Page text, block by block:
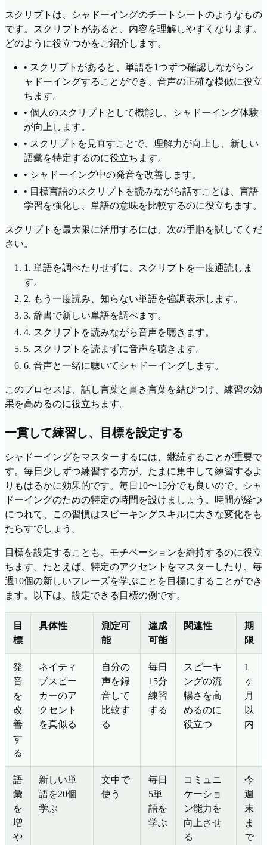
スクリプトは、シャドーイングのチートシートのようなもの
です。スクリプトがあると、内容を理解しやすくなります。
どのように役立つかをご紹介します。
• スクリプトがあると、単語を1つずつ確認しながらシ
ャドーイングすることができ、音声の正確な模倣に役立
ちます。
• 個人のスクリプトとして機能し、シャドーイング体験
が向上します。
• スクリプトを見直すことで、理解力が向上し、新しい
語彙を特定するのに役立ちます。
• シャドーイング中の発音を改善します。
• 目標言語のスクリプトを読みながら話すことは、言語
学習を強化し、単語の意味を比較するのに役立ちます。
スクリプトを最大限に活用するには、次の手順を試してくだ
さい。
1. 単語を調べたりせずに、スクリプトを一度通読しま
す。
2. もう一度読み、知らない単語を強調表示します。
3. 辞書で新しい単語を調べます。
4. スクリプトを読みながら音声を聴きます。
5. スクリプトを読まずに音声を聴きます。
6. 音声と一緒に聴いてシャドーイングします。
このプロセスは、話し言葉と書き言葉を結びつけ、練習の効
果を高めるのに役立ちます。
一貫して練習し、目標を設定する
シャドーイングをマスターするには、継続することが重要で
す。毎日少しずつ練習する方が、たまに集中して練習するよ
りもはるかに効果的です。毎日10〜15分でも良いので、シャ
ドーイングのための特定の時間を設けましょう。時間が経つ
につれて、この習慣はスピーキングスキルに大きな変化をも
たらすでしょう。
目標を設定することも、モチベーションを維持するのに役立
ちます。たとえば、特定のアクセントをマスターしたり、毎
週10個の新しいフレーズを学ぶことを目標にすることができ
ます。以下は、設定できる目標の例です。
目
標
具体性
測定可
能
達成
可能
関連性
期
限
発
音
を
改
善
す
る
ネイティ
ブスピー
カーのア
クセント
を真似る
自分の
声を録
音して
比較す
る
毎日
15分
練習
する
スピーキ
ングの流
暢さを高
めるのに
役立つ
1
ヶ
月
以
内
語
彙
を
増
や
新しい単
語を20個
学ぶ
文中で
使う
毎日
5単
語を
学ぶ
コミュニ
ケーショ
ン能力を
向上させ
る
今
週
末
ま
で